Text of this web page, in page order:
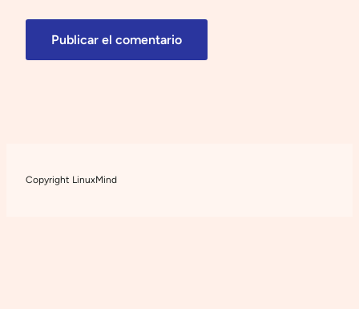
Copyright LinuxMind